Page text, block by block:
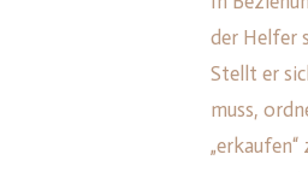
der Helfer
Stellt er
muss,